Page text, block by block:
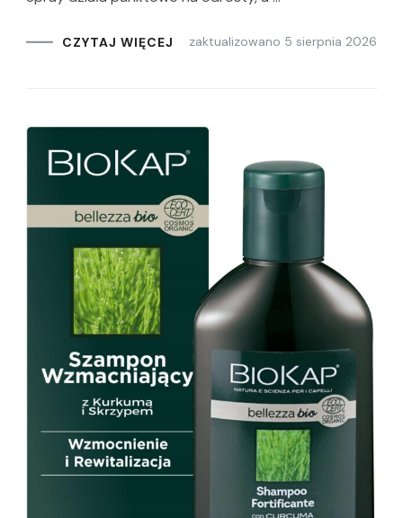
CZYTAJ WIĘCEJ zaktualizowano 5 sierpnia 2026